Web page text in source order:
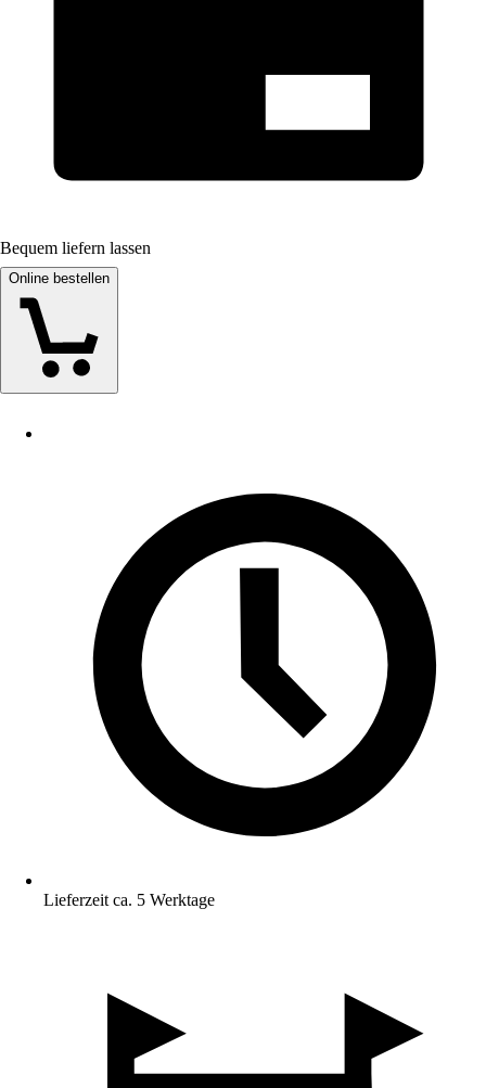
Bequem liefern lassen
Online bestellen
Lieferzeit ca. 5 Werktage